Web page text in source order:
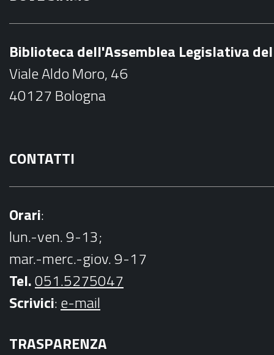
e
o
k
Biblioteca dell'Assemblea Legislativa
Viale Aldo Moro, 46
40127 Bologna
CONTATTI
Orari:
lun.-ven. 9-13;
mar.-merc.-giov. 9-17
Tel.051.5275047
Scrivici:e-mail
TRASPARENZA